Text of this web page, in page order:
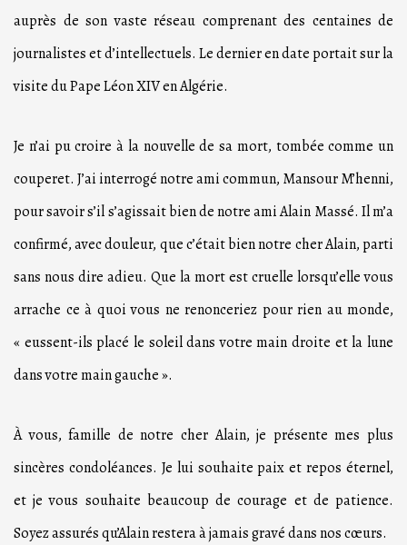
auprès de son vaste réseau comprenant des centaines de
journalistes et d’intellectuels. Le dernier en date portait sur la
visite du Pape Léon XIV en Algérie.
Je n’ai pu croire à la nouvelle de sa mort, tombée comme un
couperet. J’ai interrogé notre ami commun, Mansour M’henni,
pour savoir s’il s’agissait bien de notre ami Alain Massé. Il m’a
confirmé, avec douleur, que c’était bien notre cher Alain, parti
sans nous dire adieu. Que la mort est cruelle lorsqu’elle vous
arrache ce à quoi vous ne renonceriez pour rien au monde,
« eussent-ils placé le soleil dans votre main droite et la lune
dans votre main gauche ».
À vous, famille de notre cher Alain, je présente mes plus
sincères condoléances. Je lui souhaite paix et repos éternel,
et je vous souhaite beaucoup de courage et de patience.
Soyez assurés qu’Alain restera à jamais gravé dans nos cœurs.